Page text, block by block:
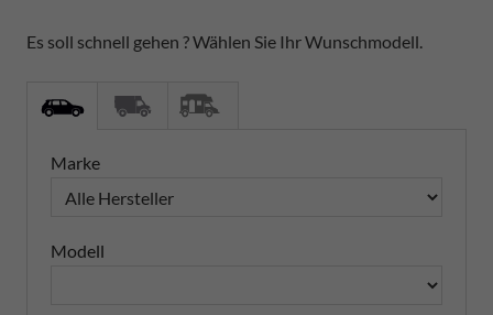
Es soll schnell gehen ? Wählen Sie Ihr Wunschmodell.
Marke
Modell